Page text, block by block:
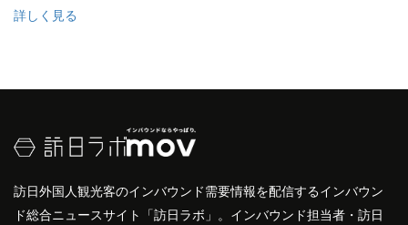
詳しく見る
訪日外国人観光客のインバウンド需要情報を配信するインバウン
ド総合ニュースサイト「訪日ラボ」。インバウンド担当者・訪日